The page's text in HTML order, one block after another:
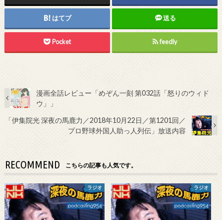
はてブ 送る
Pocket feedly
漫画全話レビュー「めぞん一刻 第032話「怒りのウィド
ウ」」
「伊集院光 深夜の馬鹿力／2018年10月22日／第1201回／
プロ野球外国人助っ人列伝」放送内容
RECOMMEND こちらの記事も人気です。
ラジオ ラジオ